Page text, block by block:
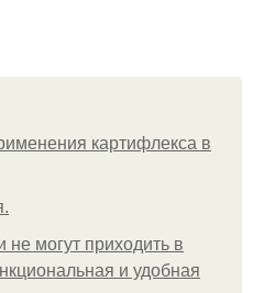
картифлекса в
не могут приходить в
и удобная